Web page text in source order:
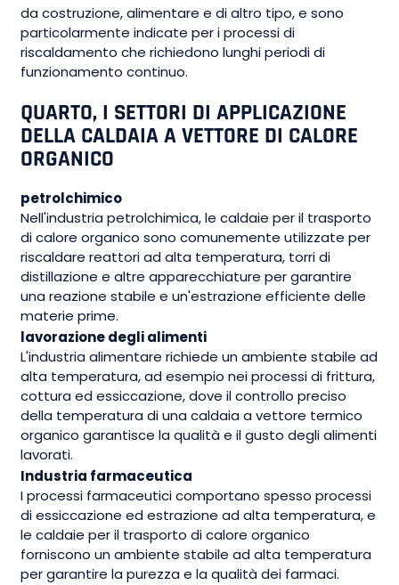
da costruzione, alimentare e di altro tipo, e sono
particolarmente indicate per i processi di
riscaldamento che richiedono lunghi periodi di
funzionamento continuo.
QUARTO, I SETTORI DI APPLICAZIONE
DELLA CALDAIA A VETTORE DI CALORE
ORGANICO
petrolchimico
Nell'industria petrolchimica, le caldaie per il trasporto
di calore organico sono comunemente utilizzate per
riscaldare reattori ad alta temperatura, torri di
distillazione e altre apparecchiature per garantire
una reazione stabile e un'estrazione efficiente delle
materie prime.
lavorazione degli alimenti
L'industria alimentare richiede un ambiente stabile ad
alta temperatura, ad esempio nei processi di frittura,
cottura ed essiccazione, dove il controllo preciso
della temperatura di una caldaia a vettore termico
organico garantisce la qualità e il gusto degli alimenti
lavorati.
Industria farmaceutica
I processi farmaceutici comportano spesso processi
di essiccazione ed estrazione ad alta temperatura, e
le caldaie per il trasporto di calore organico
forniscono un ambiente stabile ad alta temperatura
per garantire la purezza e la qualità dei farmaci.